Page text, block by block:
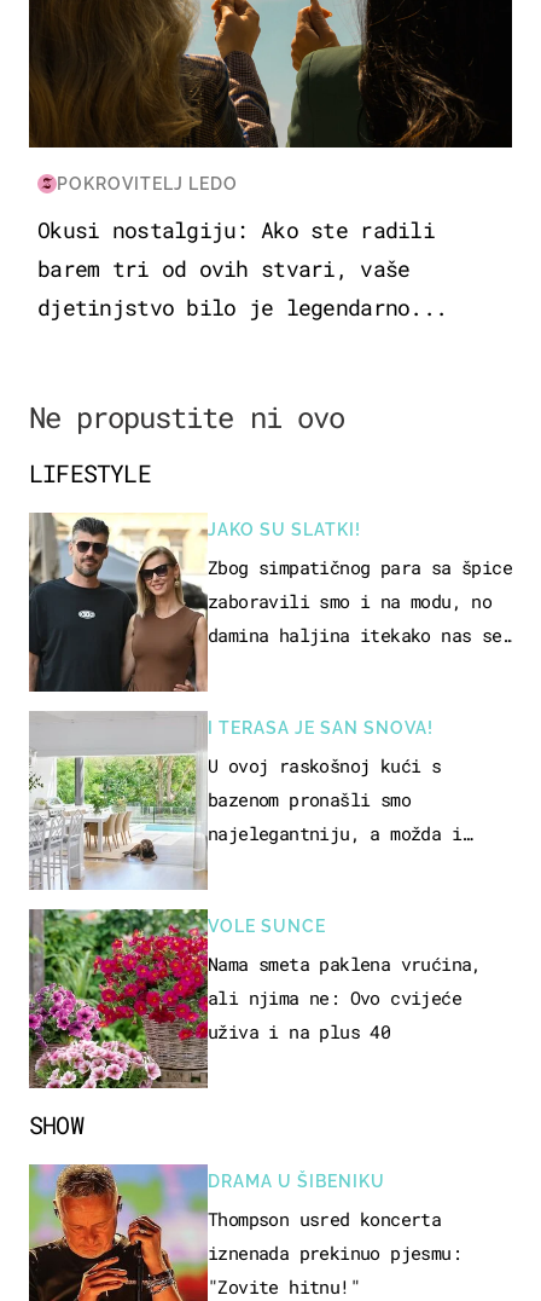
POKROVITELJ LEDO
Okusi nostalgiju: Ako ste radili
barem tri od ovih stvari, vaše
djetinjstvo bilo je legendarno...
Ne propustite ni ovo
SHOW
DRAMA U ŠIBENIKU
Thompson usred koncerta
iznenada prekinuo pjesmu:
"Zovite hitnu!"
LIFESTYLE
JAKO SU SLATKI!
Zbog simpatičnog para sa špice
zaboravili smo i na modu, no
damina haljina itekako nas se
I TERASA JE SAN SNOVA!
U ovoj raskošnoj kući s
bazenom pronašli smo
najelegantniju, a možda i
VOLE SUNCE
Nama smeta paklena vrućina,
ali njima ne: Ovo cvijeće
uživa i na plus 40